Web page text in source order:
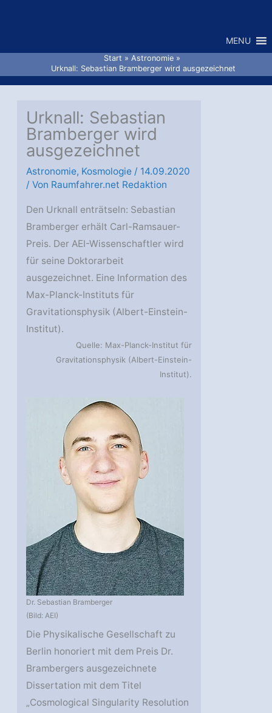
MENU
Start
Astronomie
Urknall: Sebastian Bramberger wird ausgezeichnet
Urknall: Sebastian
Bramberger wird
ausgezeichnet
Astronomie, Kosmologie / 14.09.2020
/ Von Raumfahrer.net Redaktion
Den Urknall enträtseln: Sebastian
Bramberger erhält Carl-Ramsauer-
Preis. Der AEI-Wissenschaftler wird
für seine Doktorarbeit
ausgezeichnet. Eine Information des
Max-Planck-Instituts für
Gravitationsphysik (Albert-Einstein-
Institut).
Quelle: Max-Planck-Institut für
Gravitationsphysik (Albert-Einstein-
Institut).
Dr. Sebastian Bramberger
(Bild: AEI)
Die Physikalische Gesellschaft zu
Berlin honoriert mit dem Preis Dr.
Brambergers ausgezeichnete
Dissertation mit dem Titel
„Cosmological Singularity Resolution